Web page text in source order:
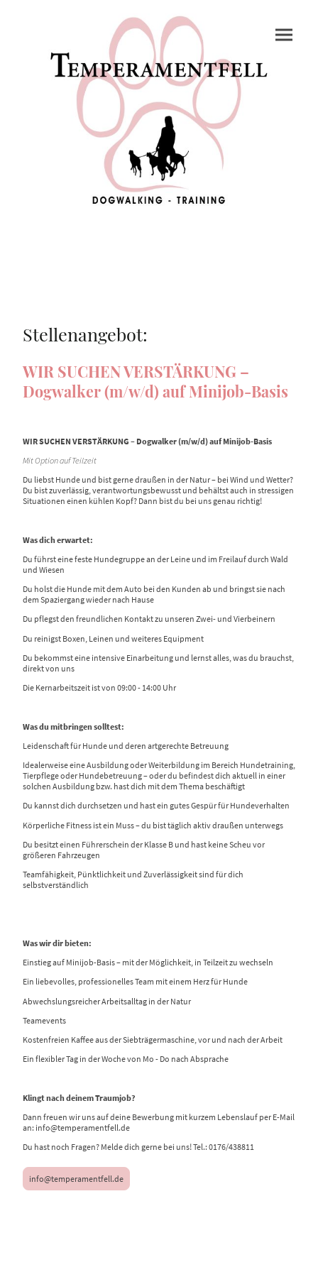
Stellenangebot:
WIR SUCHEN VERSTÄRKUNG –
Dogwalker (m/w/d) auf Minijob-Basis
WIR SUCHEN VERSTÄRKUNG – Dogwalker (m/w/d) auf Minijob-Basis
Mit Option auf Teilzeit
Du liebst Hunde und bist gerne draußen in der Natur – bei Wind und Wetter?
Du bist zuverlässig, verantwortungsbewusst und behältst auch in stressigen
Situationen einen kühlen Kopf? Dann bist du bei uns genau richtig!
Was dich erwartet:
Du führst eine feste Hundegruppe an der Leine und im Freilauf durch Wald
und Wiesen
Du holst die Hunde mit dem Auto bei den Kunden ab und bringst sie nach
dem Spaziergang wieder nach Hause
Du pflegst den freundlichen Kontakt zu unseren Zwei- und Vierbeinern
Du reinigst Boxen, Leinen und weiteres Equipment
Du bekommst eine intensive Einarbeitung und lernst alles, was du brauchst,
direkt von uns
Die Kernarbeitszeit ist von 09:00 - 14:00 Uhr
Was du mitbringen solltest:
Leidenschaft für Hunde und deren artgerechte Betreuung
Idealerweise eine Ausbildung oder Weiterbildung im Bereich Hundetraining,
Tierpflege oder Hundebetreuung – oder du befindest dich aktuell in einer
solchen Ausbildung bzw. hast dich mit dem Thema beschäftigt
Du kannst dich durchsetzen und hast ein gutes Gespür für Hundeverhalten
Körperliche Fitness ist ein Muss – du bist täglich aktiv draußen unterwegs
Du besitzt einen Führerschein der Klasse B und hast keine Scheu vor
größeren Fahrzeugen
Teamfähigkeit, Pünktlichkeit und Zuverlässigkeit sind für dich
selbstverständlich
Was wir dir bieten:
Einstieg auf Minijob-Basis – mit der Möglichkeit, in Teilzeit zu wechseln
Ein liebevolles, professionelles Team mit einem Herz für Hunde
Abwechslungsreicher Arbeitsalltag in der Natur
Teamevents
Kostenfreien Kaffee aus der Siebträgermaschine, vor und nach der Arbeit
Ein flexibler Tag in der Woche von Mo - Do nach Absprache
Klingt nach deinem Traumjob?
Dann freuen wir uns auf deine Bewerbung mit kurzem Lebenslauf per E-Mail
an: info@temperamentfell.de
Du hast noch Fragen? Melde dich gerne bei uns! Tel.: 0176/438811
info@temperamentfell.de